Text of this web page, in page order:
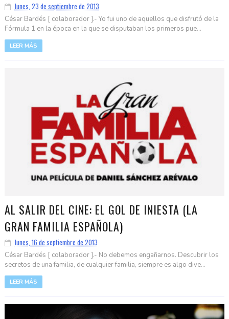
lunes, 23 de septiembre de 2013
César Bardés [ colaborador ].- Yo fui uno de aquellos que disfrutó de la
Fórmula 1 en la época en la que se disputaban los primeros pue...
LEER MÁS
AL SALIR DEL CINE: EL GOL DE INIESTA (LA
GRAN FAMILIA ESPAÑOLA)
lunes, 16 de septiembre de 2013
César Bardés [ colaborador ].- No debemos engañarnos. Descubrir los
secretos de una familia, de cualquier familia, siempre es algo dive...
LEER MÁS